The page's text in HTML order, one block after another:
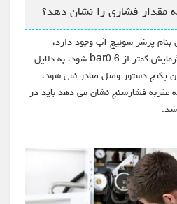
مقدار فشاری را نشان دهد؟
پرشر سوئیچ آب وجود دارد،
هنگامی که فشار آب در مدار گرمایش کمتر از bar0.6 شود، به دلایل
پکیج دستور وصل صادر نمی شود،
عقربه فشارسنج نشان می دهد باید در